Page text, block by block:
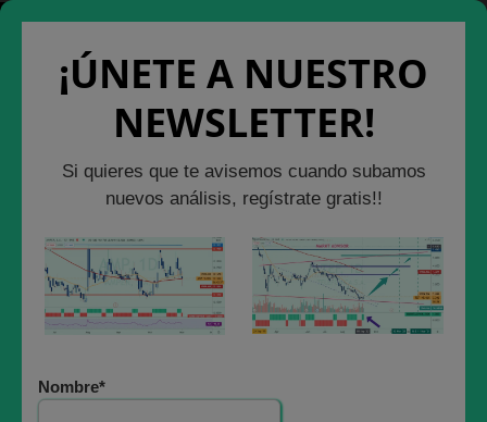
Saltar
ANÁLISIS BURSÁTIL
EL MERCADO
BAJISTA SIGILOSO:
lo que está
sucediendo en las
¡ÚNETE A NUESTRO
NEWSLETTER!
Si quieres que te avisemos cuando subamos
nuevos análisis, regístrate gratis!!
Nombre*
Cerrar Ventana